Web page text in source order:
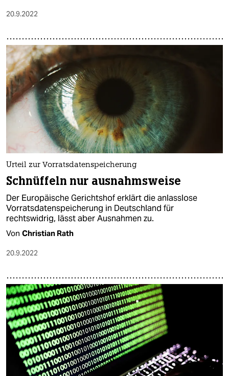
20.9.2022
Urteil zur Vorratsdatenspeicherung
Schnüffeln nur ausnahmsweise
Der Europäische Gerichtshof erklärt die anlasslose
Vorratsdatenspeicherung in Deutschland für
rechtswidrig, lässt aber Ausnahmen zu.
Von Christian Rath
20.9.2022